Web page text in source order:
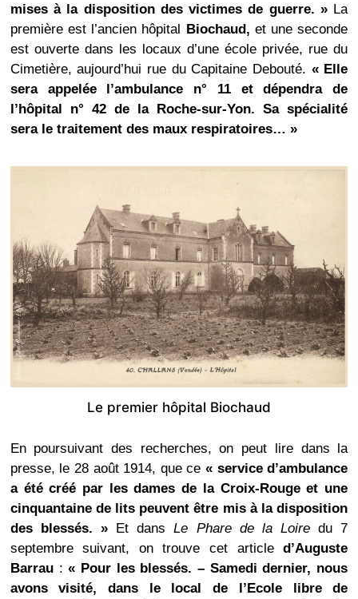
mises à la disposition des victimes de guerre. » La
première est l’ancien hôpital Biochaud, et une seconde
est ouverte dans les locaux d’une école privée, rue du
Cimetière, aujourd’hui rue du Capitaine Debouté. « Elle
sera appelée l’ambulance n° 11 et dépendra de
l’hôpital n° 42 de la Roche-sur-Yon. Sa spécialité
sera le traitement des maux respiratoires… »
Le premier hôpital Biochaud
En poursuivant des recherches, on peut lire dans la
presse, le 28 août 1914, que ce « service d’ambulance
a été créé par les dames de la Croix-Rouge et une
cinquantaine de lits peuvent être mis à la disposition
des blessés. » Et dansLe Phare de la Loiredu 7
septembre suivant, on trouve cet articled’Auguste
Barrau:« Pour les blessés. – Samedi dernier, nous
avons visité, dans le local de l’Ecole libre de